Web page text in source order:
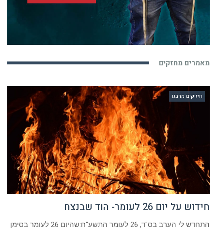
מאמרים מחזקים
חיזוקים מרבנו
חידוש על יום 26 לעומר- הוד שבנצח
התחדש לי הערב בס"ד, 26 לעומר התשע"ח:שהיום 26 לעומר בסימן